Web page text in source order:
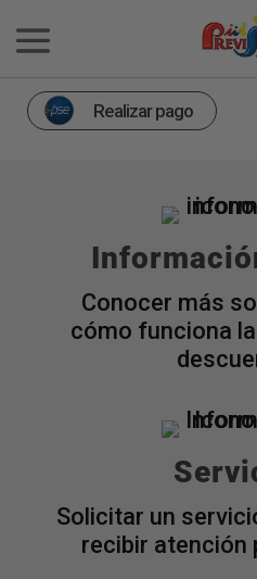
Realizar pago
Conocer más
cómo funciona
Solicitar un
recibir atención